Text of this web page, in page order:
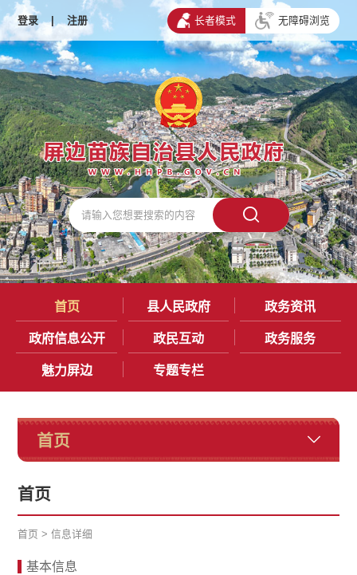
登录 | 注册 长者模式 无障碍浏览
首页 县人民政府 政务资讯
政府信息公开 政民互动 政务服务
魅力屏边 专题专栏
首页
首页
首页 >信息详细
基本信息